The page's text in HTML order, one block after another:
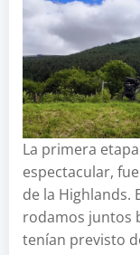
La primera
espectacular,
de la Highlands.
rodamos juntos
tenían previsto